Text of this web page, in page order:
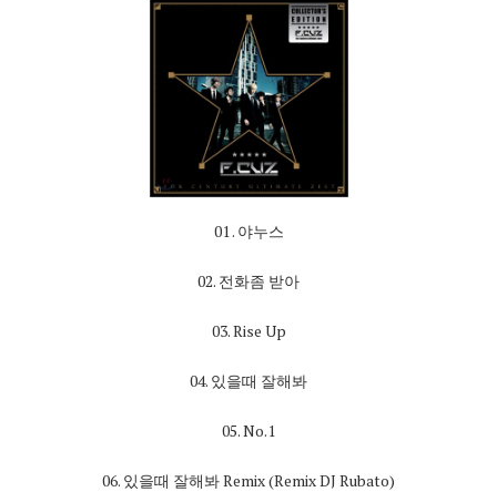
01 . 야누스
02. 전화좀 받아
03. Rise Up
04. 있을때 잘해봐
05. No.1
06. 있을때 잘해봐 Remix (Remix DJ Rubato)